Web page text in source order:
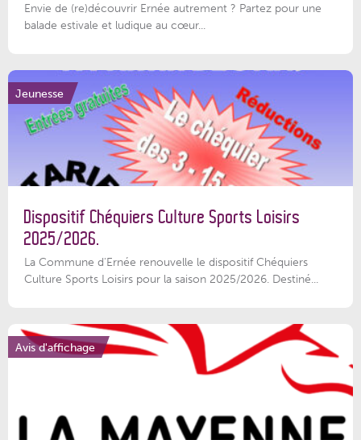
Envie de (re)découvrir Ernée autrement ? Partez pour une
balade estivale et ludique au cœur...
Jeunesse
Dispositif Chéquiers Culture Sports Loisirs
2025/2026.
La Commune d'Ernée renouvelle le dispositif Chéquiers
Culture Sports Loisirs pour la saison 2025/2026. Destiné...
Avis d'affichage